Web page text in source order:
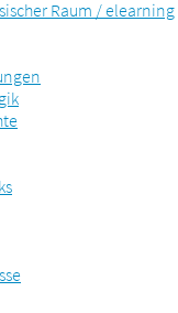
Raum / elearning